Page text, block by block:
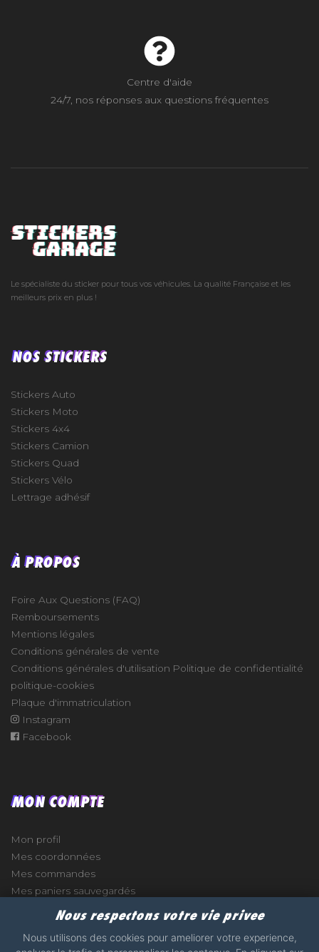
Centre d'aide
24/7, nos réponses aux questions fréquentes
Le spécialiste du sticker pour tous vos véhicules. La qualité Française et les
meilleurs prix en plus !
NOS STICKERS
Stickers Auto
Stickers Moto
Stickers 4x4
Stickers Camion
Stickers Quad
Stickers Vélo
Lettrage adhésif
À PROPOS
Foire Aux Questions (FAQ)
Remboursements
Mentions légales
Conditions générales de vente
Conditions générales d'utilisation Politique de confidentialité
politique-cookies
Plaque d'immatriculation
Instagram
Facebook
MON COMPTE
Mon profil
Mes coordonnées
Mes commandes
Mes paniers sauvegardés
Nous respectons votre vie privee
Nous utilisons des cookies pour ameliorer votre experience,